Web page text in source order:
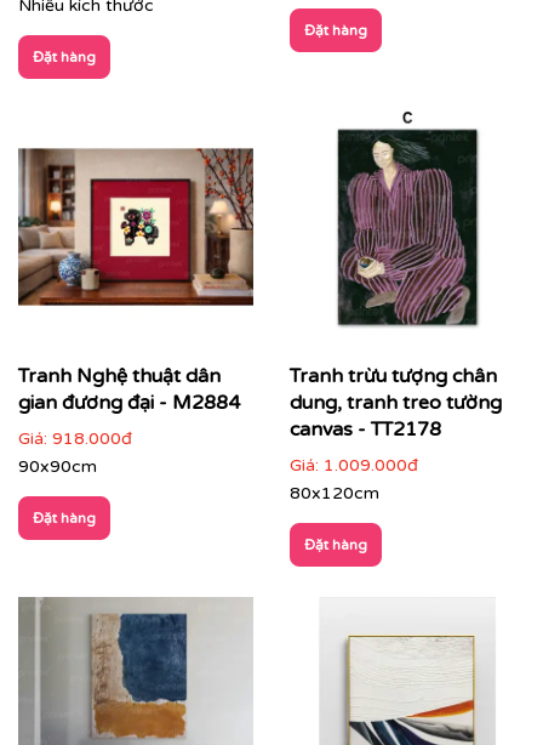
Văn phòng, phòng họp lãnh đạo : thể hiện tư duy
sáng tạo và chuyên nghiệp
Nhiều kích thước
Đặt hàng
Đặt hàng
Tranh Nghệ thuật dân
gian đương đại - M2884
Giá: 918.000đ
90x90cm
Đặt hàng
Tranh trừu tượng chân
dung, tranh treo tường
canvas - TT2178
Giá: 1.009.000đ
80x120cm
Đặt hàng